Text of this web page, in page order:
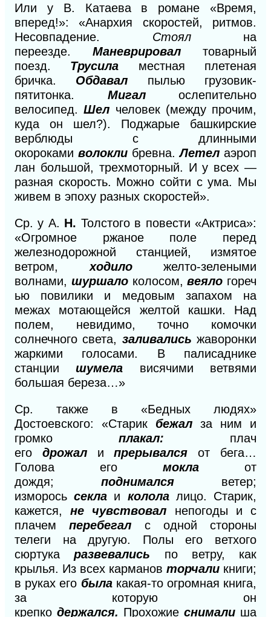
Или у В. Катаева в романе «Время,
вперед!»: «Анархия скоростей, ритмов.
Несовпадение. Стоял на
переезде. Маневрировал товарный
поезд. Трусила местная плетеная
бричка. Обдавал пылью грузовик-
пятитонка. Мигал ослепительно
велосипед.Шел человек (между прочим,
куда он шел?). Поджарые башкирские
верблюды с длинными
окороками волокли бревна.Летел аэроп
лан большой, трехмоторный. И у всех —
разная скорость. Можно сойти с ума. Мы
живем в эпоху разных скоростей».
Ср. у А. Н. Толстого в повести «Актриса»:
«Огромное ржаное поле перед
железнодорожной станцией, измятое
ветром, ходило желто-зелеными
волнами, шуршало колосом,веяло гореч
ью повилики и медовым запахом на
межах мотающейся желтой кашки. Над
полем, невидимо, точно комочки
солнечного света, заливалисьжаворонки
жаркими голосами. В палисаднике
станциишумела висячими ветвями
большая береза…»
Ср. также в «Бедных людях»
Достоевского: «Старик бежал за ним и
громко плакал: плач
его дрожал ипрерывалсяот бега…
Голова его мокла от
дождя; поднимался ветер;
изморосьсекла и колола лицо. Старик,
кажется,не чувствовал непогоды и с
плачемперебегал с одной стороны
телеги на другую. Полы его ветхого
сюртукаразвевались по ветру, как
крылья. Из всех карманов торчали книги;
в руках его была какая-то огромная книга,
за которую он
крепко держался. Прохожие снимали ша